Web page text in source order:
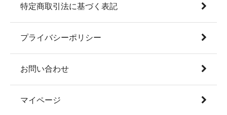
特定商取引法に基づく表記
プライバシーポリシー
お問い合わせ
マイページ